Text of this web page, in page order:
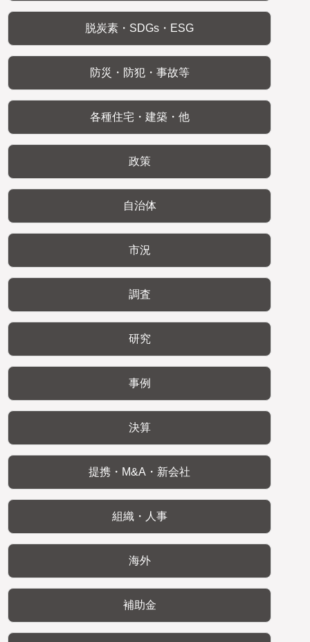
脱炭素・SDGs・ESG
防災・防犯・事故等
各種住宅・建築・他
政策
自治体
市況
調査
研究
事例
決算
提携・M&A・新会社
組織・人事
海外
補助金